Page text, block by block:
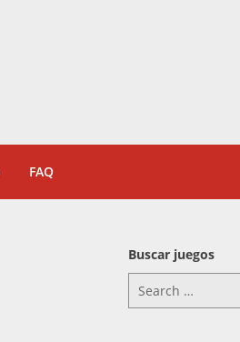
FAQ
Buscar juegos
for: